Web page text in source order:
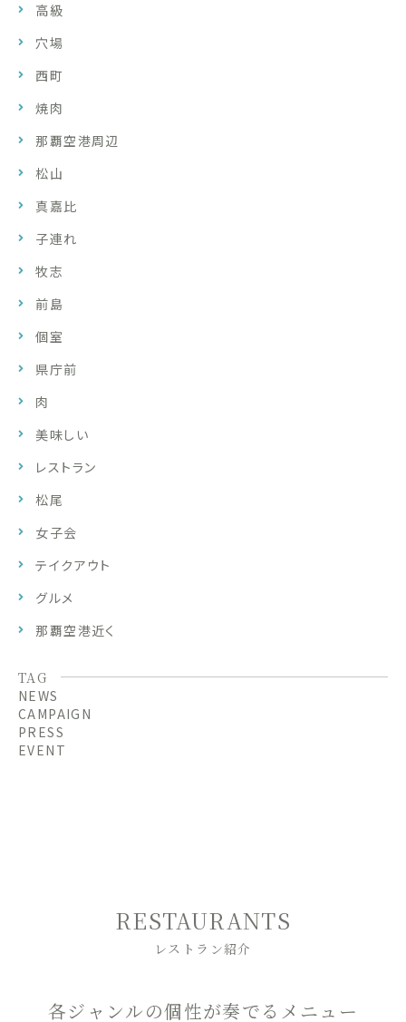
高級
穴場
西町
焼肉
那覇空港周辺
松山
真嘉比
子連れ
牧志
前島
個室
県庁前
肉
美味しい
レストラン
松尾
女子会
テイクアウト
グルメ
那覇空港近く
TAG
NEWS
CAMPAIGN
PRESS
EVENT
RESTAURANTS
レストラン紹介
各ジャンルの個性が奏でるメニュー